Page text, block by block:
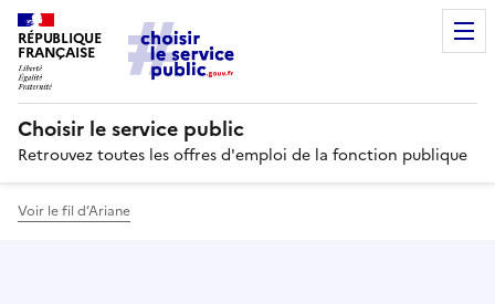
RÉPUBLIQUE
FRANÇAISE
Choisir le service public
Retrouvez toutes les offres d'emploi de la fonction publique
Voir le fil d’Ariane